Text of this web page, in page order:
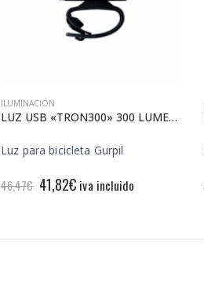
ILUMINACIÓN
LUZ USB «TRON300» 300 LUMENES DELANTERA
Luz para bicicleta Gurpil
46,47€ El
precio
46,47€.
41,82€El
41,82€.
iva incluido